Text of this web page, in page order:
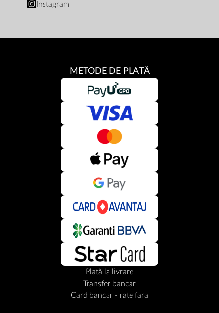
Instagram
METODE DE PLATĂ
Plată la livrare
Transfer bancar
Card bancar - rate fara